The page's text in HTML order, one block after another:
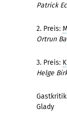
Patrick
2. Preis:
Ortrun
3. Preis:
Helge
Glady